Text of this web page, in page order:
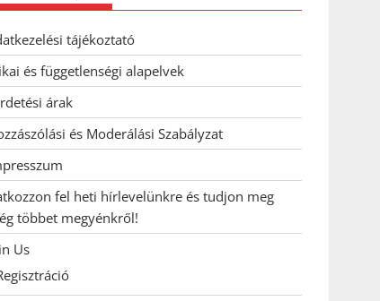
tájékoztató
és függetlenségi alapelvek
árak
és Moderálási Szabályzat
fel heti hírlevelünkre és tudjon meg
többet megyénkről!
Us